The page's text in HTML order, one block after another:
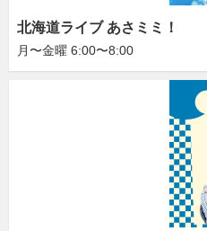
北海道ライブ あさミミ！
月〜金曜 6:00〜8:00